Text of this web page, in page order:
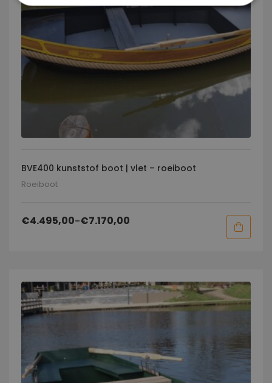
BVE400 kunststof boot | vlet – roeiboot
Roeiboot
€4.495,00-€7.170,00